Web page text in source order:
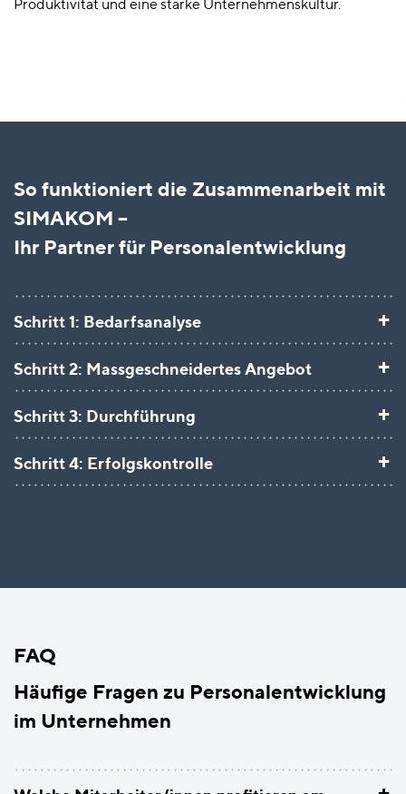
Produktivität und eine starke Unternehmenskultur.
So funktioniert die Zusammenarbeit mit
SIMAKOM –
Ihr Partner für Personalentwicklung
+
Schritt 1: Bedarfsanalyse
+
Schritt 2: Massgeschneidertes Angebot
+
Schritt 3: Durchführung
+
Schritt 4: Erfolgskontrolle
FAQ
Häufige Fragen zu Personalentwicklung
im Unternehmen